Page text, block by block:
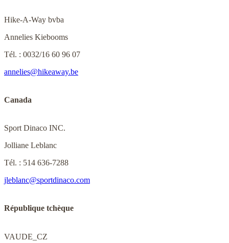
Hike-A-Way bvba
Annelies Kiebooms
Tél. : 0032/16 60 96 07
annelies@hikeaway.be
Canada
Sport Dinaco INC.
Jolliane Leblanc
Tél. : 514 636-7288
jleblanc@sportdinaco.com
République tchèque
VAUDE_CZ